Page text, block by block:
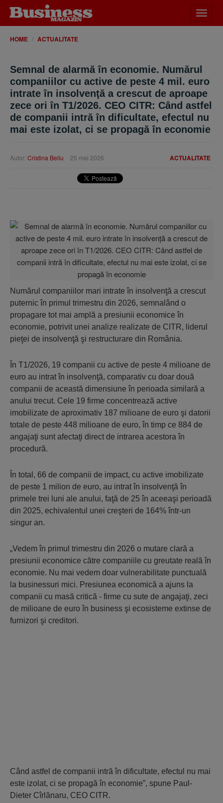
meniu
HOME ACTUALITATE
Semnal de alarmă în economie. Numărul
companiilor cu active de peste 4 mil. euro
intrate în insolvenţă a crescut de aproape
zece ori în T1/2026. CEO CITR: Când astfel
de companii intră în dificultate, efectul nu
mai este izolat, ci se propagă în economie
ACTUALITATE
Autor: Cristina Bellu 25 mai 2026
Numărul companiilor mari intrate în insolvenţă a crescut
puternic în primul trimestru din 2026, semnalând o
propagare tot mai amplă a presiunii economice în
economie, potrivit unei analize realizate de CITR, liderul
pieţei de insolvenţă şi restructurare din România.
În T1/2026, 19 companii cu active de peste 4 milioane de
euro au intrat în insolvenţă, comparativ cu doar două
companii de această dimensiune în perioada similară a
anului trecut. Cele 19 firme concentrează active
imobilizate de aproximativ 187 milioane de euro şi datorii
totale de peste 448 milioane de euro, în timp ce 884 de
angajaţi sunt afectaţi direct de intrarea acestora în
procedură.
În total, 66 de companii de impact, cu active imobilizate
de peste 1 milion de euro, au intrat în insolvenţă în
primele trei luni ale anului, faţă de 25 în aceeaşi perioadă
din 2025, echivalentul unei creşteri de 164% într-un
singur an.
„Vedem în primul trimestru din 2026 o mutare clară a
presiunii economice către companiile cu greutate reală în
economie. Nu mai vedem doar vulnerabilitate punctuală
la businessuri mici. Presiunea economică a ajuns la
companii cu masă critică - firme cu sute de angajaţi, zeci
de milioane de euro în business şi ecosisteme extinse de
furnizori şi creditori.
Când astfel de companii intră în dificultate, efectul nu mai
este izolat, ci se propagă în economie”, spune Paul-
Dieter Cîrlănaru, CEO CITR.